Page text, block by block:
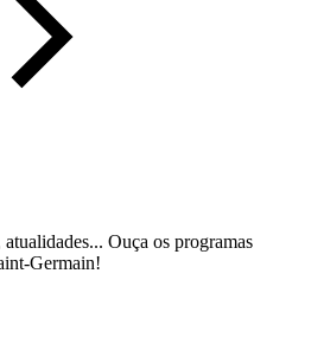
Ouça os programas
Germain!